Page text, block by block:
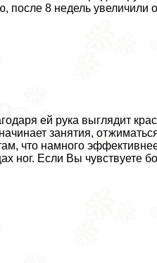
после 8 недель увеличили
ей рука выглядит
занятия,
что намного
ног. Если Вы чувствуете